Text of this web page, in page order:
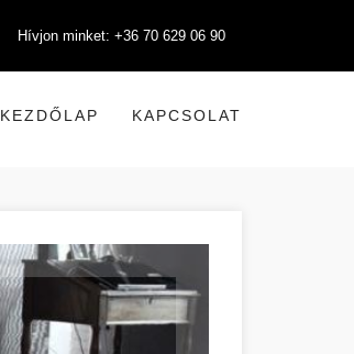
Hívjon minket: +36 70 629 06 90
KEZDŐLAP KAPCSOLAT